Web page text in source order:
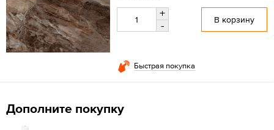
+
-
В корзину
Быстрая покупка
Дополните покупку